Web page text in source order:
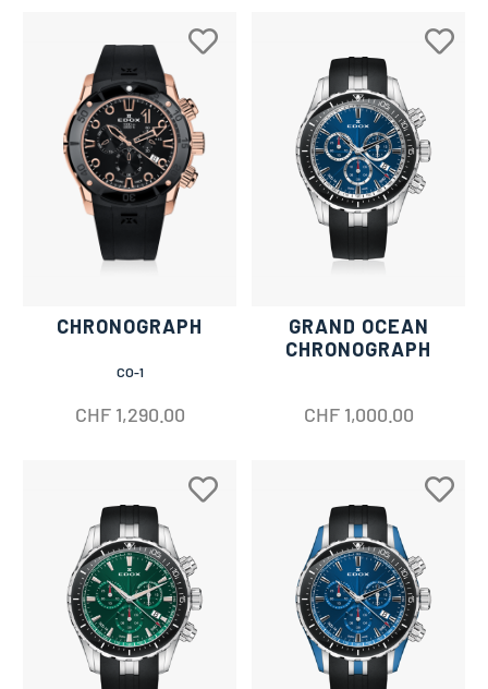
CHRONOGRAPH
CO-1
CHF1,290.00
GRAND OCEAN
CHRONOGRAPH
CHF1,000.00